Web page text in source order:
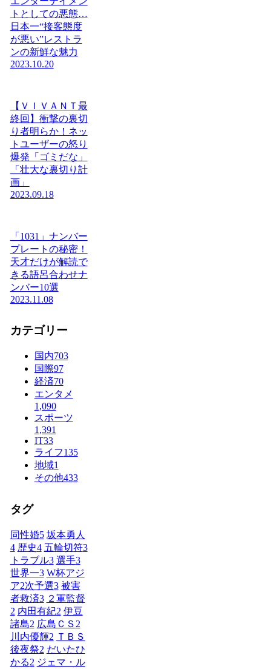
トとしての悪態…
日本一“接客態度
が悪い”レストラ
ンの新鮮な魅力
2023.10.20
【ＶＩＶＡＮＴ最
終回】衝撃の裏切
り者明らか！ネッ
トユーザーの怒り
爆発「ゴミだな」
「壮大な裏切り計
画」
2023.09.18
「1031」ナンバー
プレートの秘密！
天才だけが解読で
きる語呂合わせナ
ンバー10選
2023.11.08
カテゴリー
国内703
国際97
経済70
エンタメ
1,090
スポーツ
1,391
IT33
ライフ135
地域1
その他433
タグ
同性婚5 坂本勇人
4 歴史4 五輪切符3
トラブル3 選手3
世界一3 W杯アジ
ア2次予選3 被害
者救済3 ２軍監督
2 内田有紀2 伊豆
諸島2 広島ＣＳ 2
川内優輝2 ＴＢＳ
後夜祭2 だいたひ
かる2 ジェマ・ル